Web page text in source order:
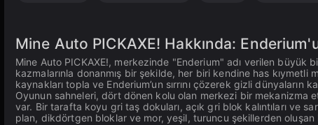
Mine Auto PICKAXE! Hakkında:
Mine Auto PICKAXE!, merkezinde "Enderium" adı verilen büyük
kazmalarınla donanmış bir şekilde, her biri kendine has kıymetli
kaynakları topla ve Enderium’un sırrını çözerek gizli dünyaların
Oyunun sahneleri, dört dönen kolu olan merkezi bir mekanizma
var. Bir tarafta koyu gri taş dokuları, açık gri blok kalıntıları ve
plan, dikdörtgen bloklar ve mor, yeşil, turuncu şekillerden